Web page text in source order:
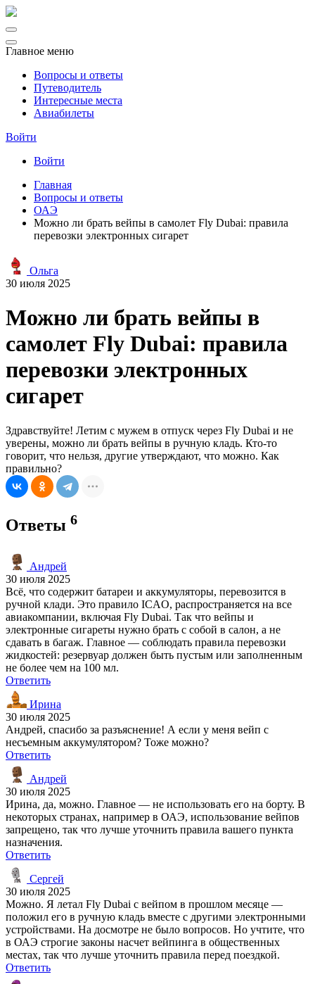
Главное меню
Вопросы и ответы
Путеводитель
Интересные места
Авиабилеты
Войти
Войти
Главная
Вопросы и ответы
ОАЭ
Можно ли брать вейпы в самолет Fly Dubai: правила
перевозки электронных сигарет
Ольга
30 июля 2025
Можно ли брать вейпы в
самолет Fly Dubai: правила
перевозки электронных
сигарет
Здравствуйте! Летим с мужем в отпуск через Fly Dubai и не
уверены, можно ли брать вейпы в ручную кладь. Кто-то
говорит, что нельзя, другие утверждают, что можно. Как
правильно?
Ответы 6
Андрей
30 июля 2025
Всё, что содержит батареи и аккумуляторы, перевозится в
ручной клади. Это правило ICAO, распространяется на все
авиакомпании, включая Fly Dubai. Так что вейпы и
электронные сигареты нужно брать с собой в салон, а не
сдавать в багаж. Главное — соблюдать правила перевозки
жидкостей: резервуар должен быть пустым или заполненным
не более чем на 100 мл.
Ответить
Ирина
30 июля 2025
Андрей, спасибо за разъяснение! А если у меня вейп с
несъемным аккумулятором? Тоже можно?
Ответить
Андрей
30 июля 2025
Ирина, да, можно. Главное — не использовать его на борту. В
некоторых странах, например в ОАЭ, использование вейпов
запрещено, так что лучше уточнить правила вашего пункта
назначения.
Ответить
Сергей
30 июля 2025
Можно. Я летал Fly Dubai с вейпом в прошлом месяце —
положил его в ручную кладь вместе с другими электронными
устройствами. На досмотре не было вопросов. Но учтите, что
в ОАЭ строгие законы насчет вейпинга в общественных
местах, так что лучше уточнить правила перед поездкой.
Ответить